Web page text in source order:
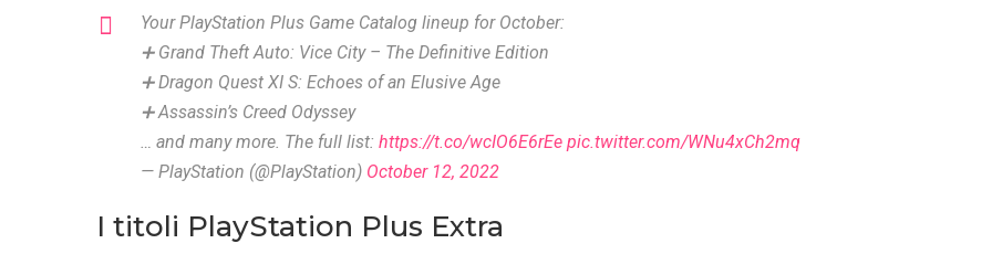
Your PlayStation Plus Game Catalog lineup for October:
➕ Grand Theft Auto: Vice City – The Definitive Edition
➕ Dragon Quest XI S: Echoes of an Elusive Age
➕ Assassin’s Creed Odyssey
… and many more. The full list: https://t.co/wcIO6E6rEe pic.twitter.com/WNu4xCh2mq
— PlayStation (@PlayStation) October 12, 2022
I titoli PlayStation Plus Extra